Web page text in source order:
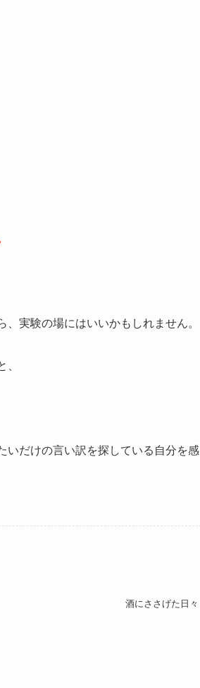
実験の場にはいいかもしれません。
いだけの言い訳を探している自分を感
酒にささげた日々